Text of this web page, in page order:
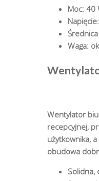
Moc: 40
Waga:
Wentylator
recepcyjnej,
użytkownika,
obudowa
Solidna,